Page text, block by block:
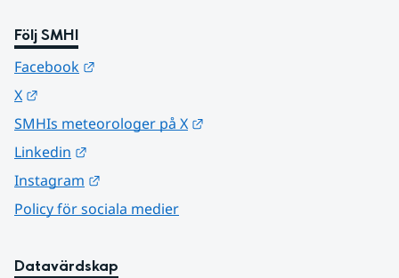
Följ SMHI
Facebook
X
SMHIs meteorologer på X
Linkedin
Instagram
Policy för sociala medier
Datavärdskap